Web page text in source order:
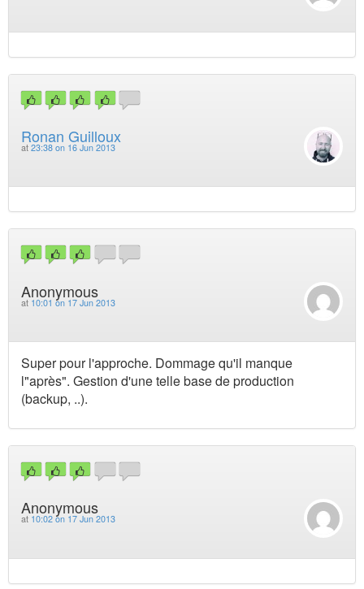
Ronan Guilloux
at 23:38 on 16 Jun 2013
Anonymous
at 10:01 on 17 Jun 2013
Super pour l'approche. Dommage qu'il manque
l"après". Gestion d'une telle base de production
(backup, ..).
Anonymous
at 10:02 on 17 Jun 2013